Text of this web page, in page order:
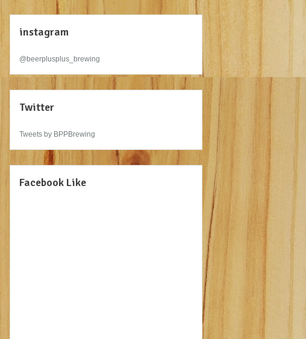
instagram
@beerplusplus_brewing
Twitter
Tweets by BPPBrewing
Facebook Like